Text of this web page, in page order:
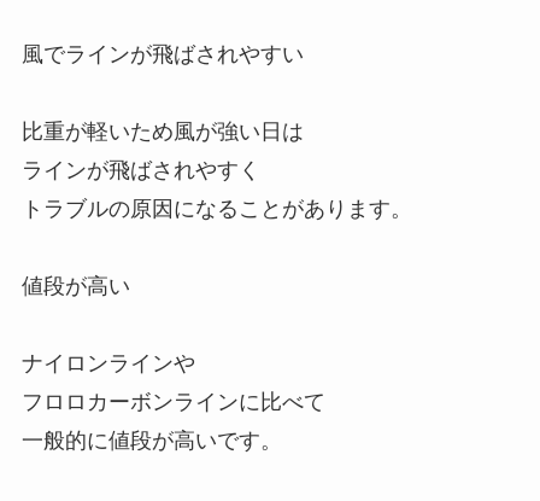
風でラインが飛ばされやすい
比重が軽いため風が強い日は
ラインが飛ばされやすく
トラブルの原因になることがあります。
値段が高い
ナイロンラインや
フロロカーボンラインに比べて
一般的に値段が高いです。